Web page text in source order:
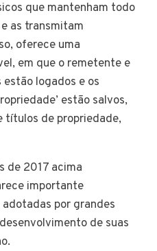
que mantenham todo
as transmitam
oferece uma
em que o remetente e
logados e os
estão salvos,
títulos de propriedade,
de 2017 acima
importante
por grandes
de suas